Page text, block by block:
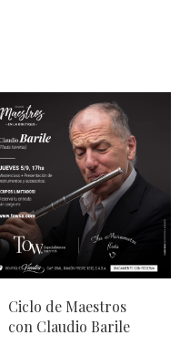
Ciclo de Maestros
con Claudio Barile